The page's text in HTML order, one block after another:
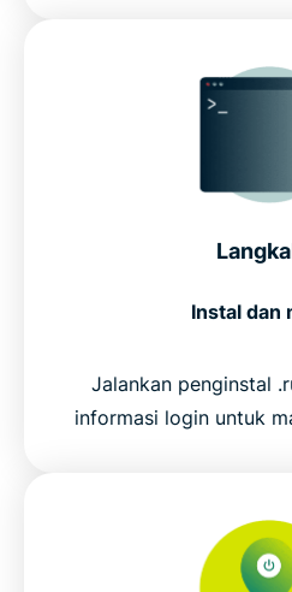
Instal dan
Jalankan penginstal
informasi login untuk